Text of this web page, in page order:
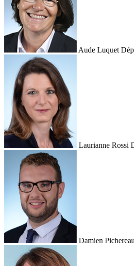
Aude Luquet
Laurianne Rossi
Damien Pichereau